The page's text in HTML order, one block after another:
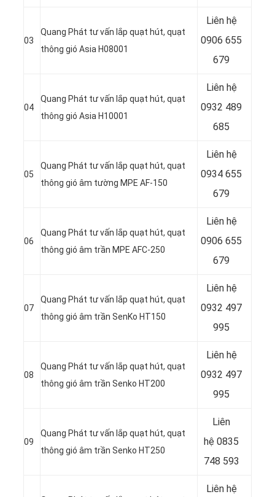
03
Quang Phát tư vấn lắp quạt hút, quạt
thông gió Asia H08001
Liên hệ
0906 655
679
04
Quang Phát tư vấn lắp quạt hút, quạt
thông gió Asia H10001
Liên hệ
0932 489
685
05
Quang Phát tư vấn lắp quạt hút, quạt
thông gió âm tường MPE AF-150
Liên hệ
0934 655
679
06
Quang Phát tư vấn lắp quạt hút, quạt
thông gió âm trần MPE AFC-250
Liên hệ
0906 655
679
07
Quang Phát tư vấn lắp quạt hút, quạt
thông gió âm trần SenKo HT150
Liên hệ
0932 497
995
08
Quang Phát tư vấn lắp quạt hút, quạt
thông gió âm trần Senko HT200
Liên hệ
0932 497
995
09
Quang Phát tư vấn lắp quạt hút, quạt
thông gió âm trần Senko HT250
Liên
hệ 0835
748 593
Liên hệ